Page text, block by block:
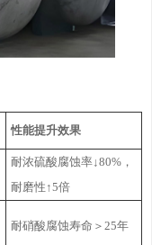
性能提升效果
耐浓硫酸腐蚀率↓80%，
耐磨性↑5倍
耐硝酸腐蚀寿命＞25年